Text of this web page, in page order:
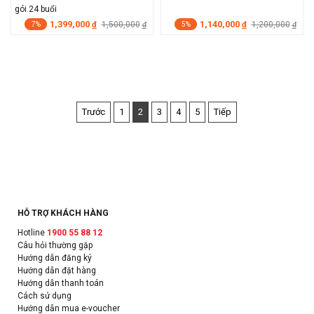
gói 24 buổi
7% 1,399,000 đ 1,500,000 đ 5% 1,140,000 đ 1,200,000 đ
Trước 1 2 3 4 5 Tiếp
HỖ TRỢ KHÁCH HÀNG
Hotline 1900 55 88 12
Câu hỏi thường gặp
Hướng dẫn đăng ký
Hướng dẫn đặt hàng
Hướng dẫn thanh toán
Cách sử dụng
Hướng dẫn mua e-voucher